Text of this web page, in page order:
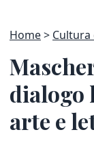
Home Cultura
dialogo
arte e